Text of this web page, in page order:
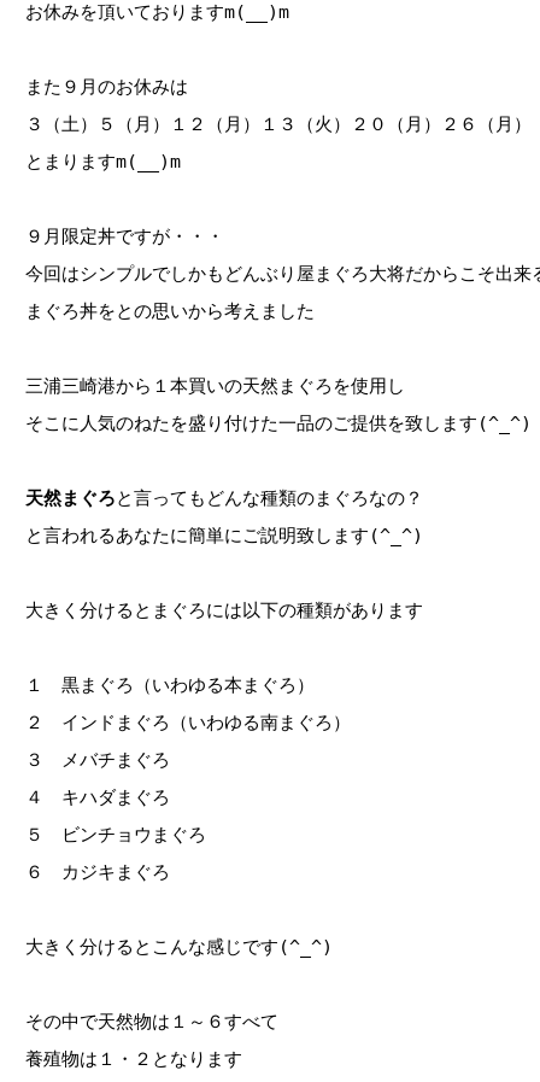
お休みを頂いておりますm(__)m
また９月のお休みは
３（土）５（月）１２（月）１３（火）２０（月）２６（月）
とまりますm(__)m
９月限定丼ですが・・・
今回はシンプルでしかもどんぶり屋まぐろ大将だからこそ出来
まぐろ丼をとの思いから考えました
三浦三崎港から１本買いの天然まぐろを使用し
そこに人気のねたを盛り付けた一品のご提供を致します(^_^)
天然まぐろと言ってもどんな種類のまぐろなの？
と言われるあなたに簡単にご説明致します(^_^)
大きく分けるとまぐろには以下の種類があります
１ 黒まぐろ（いわゆる本まぐろ）
２ インドまぐろ（いわゆる南まぐろ）
３ メバチまぐろ
４ キハダまぐろ
５ ビンチョウまぐろ
６ カジキまぐろ
大きく分けるとこんな感じです(^_^)
その中で天然物は１～６すべて
養殖物は１・２となります